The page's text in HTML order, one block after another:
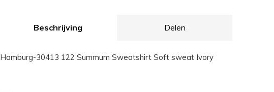
Beschrijving Delen
Hamburg-30413 122 Summum Sweatshirt Soft sweat Ivory